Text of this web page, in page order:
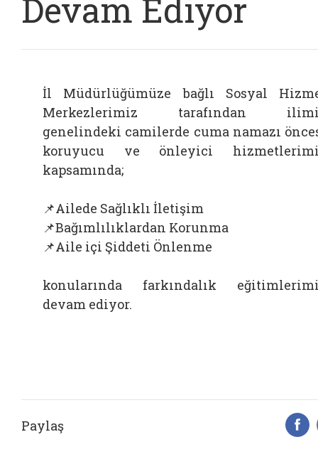
Devam Ediyor
İl Müdürlüğümüze bağlı Sosyal
Merkezlerimiz tarafından
genelindeki camilerde cuma namazı
koruyucu ve önleyici
kapsamında;
📌Ailede Sağlıklı İletişim
📌Bağımlılıklardan Korunma
📌Aile içi Şiddeti Önlenme
konularında farkındalık
devam ediyor.
Paylaş